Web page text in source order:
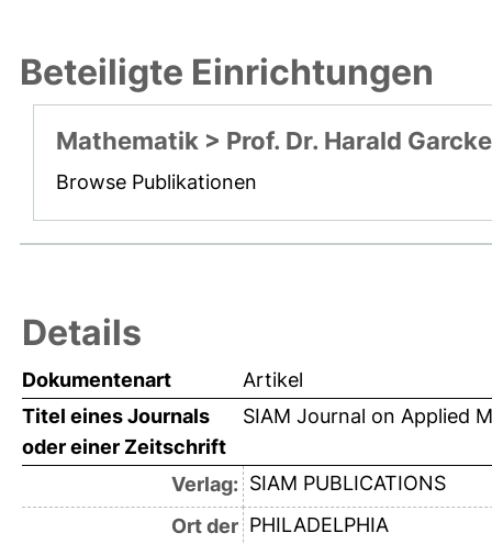
Beteiligte Einrichtungen
Mathematik > Prof. Dr. Harald Garcke
Browse Publikationen
Details
Dokumentenart
Artikel
Titel eines Journals
oder einer Zeitschrift
SIAM Journal on Applied
Verlag: SIAM PUBLICATIONS
Ort der PHILADELPHIA